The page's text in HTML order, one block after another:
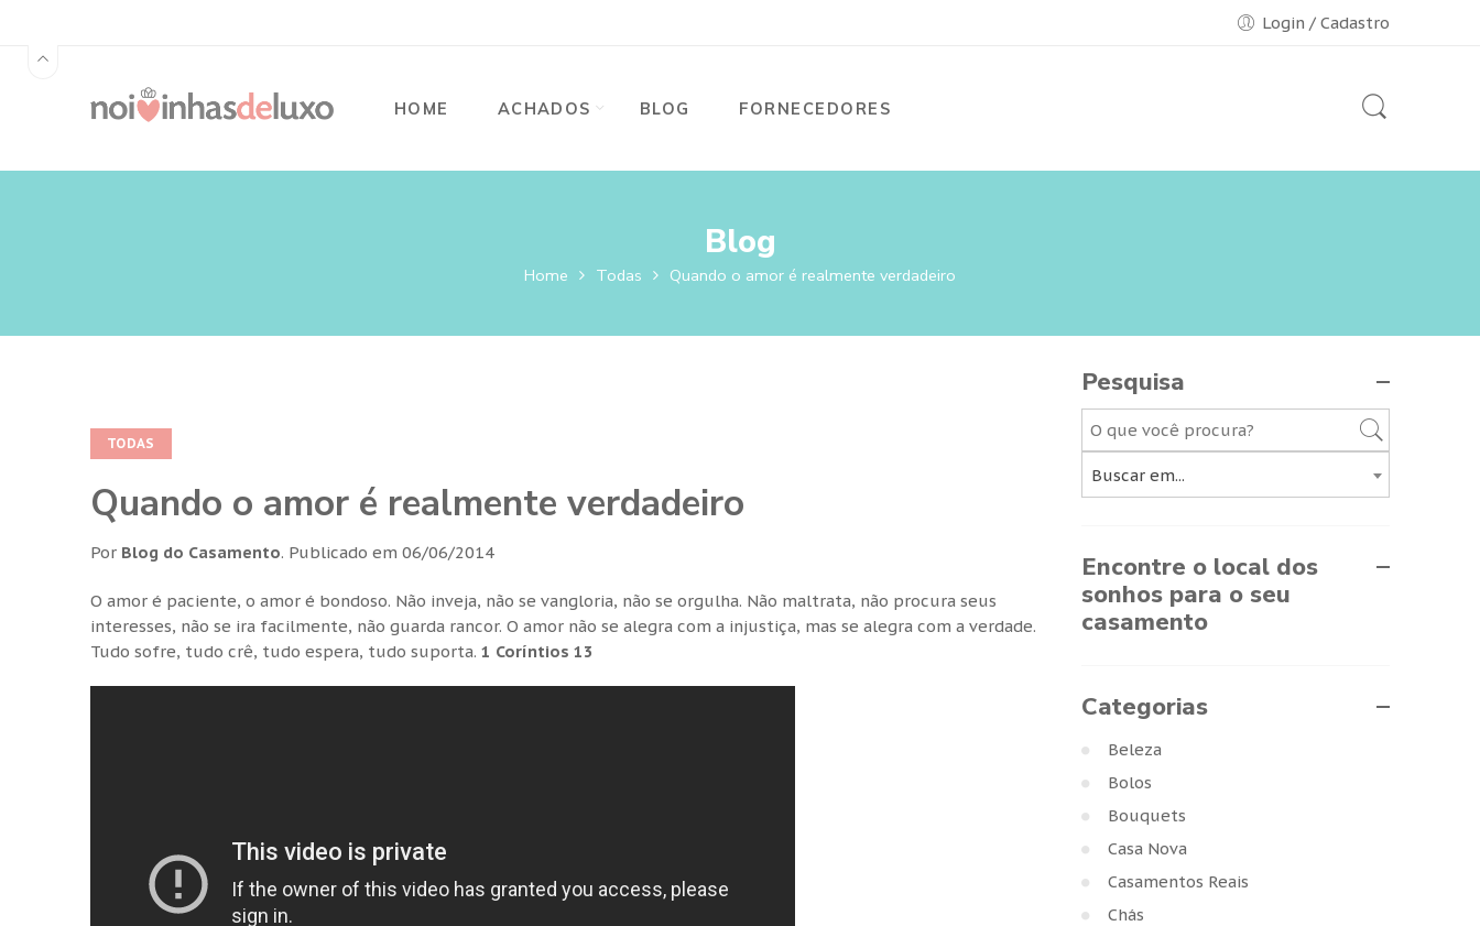
Login / Cadastro
HOME ACHADOS BLOG FORNECEDORES
Blog
Home Todas Quando o amor é realmente verdadeiro
TODAS
Quando o amor é realmente verdadeiro
Por Blog do Casamento. Publicado em 06/06/2014
O amor é paciente, o amor é bondoso. Não inveja, não se vangloria, não se orgulha. Não maltrata, não procura seus
interesses, não se ira facilmente, não guarda rancor. O amor não se alegra com a injustiça, mas se alegra com a verdade.
Tudo sofre, tudo crê, tudo espera, tudo suporta. 1 Coríntios 13
Pesquisa
Buscar em...
Encontre o local dos
sonhos para o seu
casamento
Categorias
Beleza
Bolos
Bouquets
Casa Nova
Casamentos Reais
Chás